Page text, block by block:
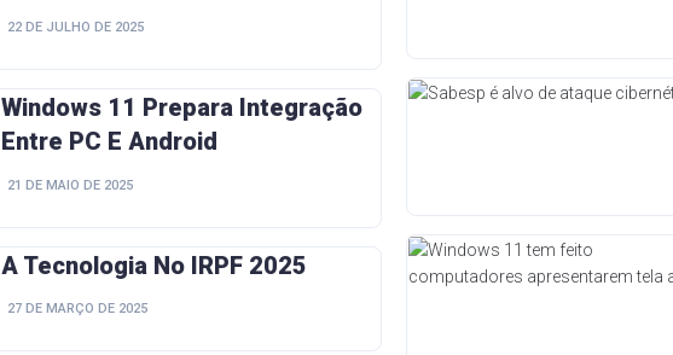
22 DE JULHO DE 2025
Windows 11 Prepara Integração
Entre PC E Android
21 DE MAIO DE 2025
A Tecnologia No IRPF 2025
27 DE MARÇO DE 2025